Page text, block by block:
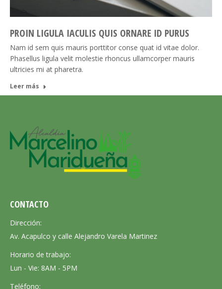
PROIN LIGULA IACULIS QUIS ORNARE ID PURUS
Nam id sem quis mauris porttitor conse quat id vitae dolor.
Phasellus ligula velit molestie rhoncus ullamcorper mauris
ultricies mi at pharetra.
Leer más
CONTACTO
Dirección:
Av. Acapulco y calle Alejandro Varela Martinez
Horario de trabajo:
Lun - Vie: 8AM - 5PM
Teléfono: